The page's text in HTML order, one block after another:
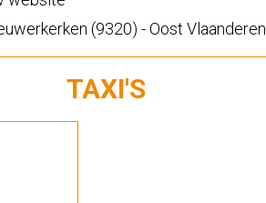
(9320) - Oost Vlaanderen
TAXI'S